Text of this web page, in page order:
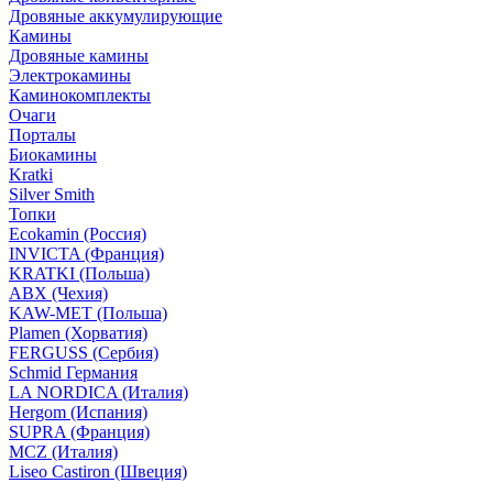
Дровяные аккумулирующие
Камины
Дровяные камины
Электрокамины
Каминокомплекты
Очаги
Порталы
Биокамины
Kratki
Silver Smith
Топки
Ecokamin (Россия)
INVICTA (Франция)
KRATKI (Польша)
ABX (Чехия)
KAW-MET (Польша)
Plamen (Хорватия)
FERGUSS (Сербия)
Schmid Германия
LA NORDICA (Италия)
Hergom (Испания)
SUPRA (Франция)
MCZ (Италия)
Liseo Castiron (Швеция)